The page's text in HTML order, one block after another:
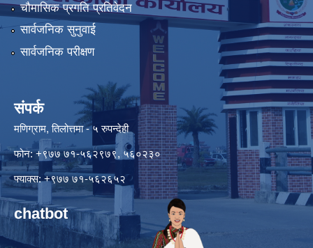
चौमासिक प्रगति प्रतिवेदन
सार्वजनिक सुनुवाई
सार्वजनिक परीक्षण
संपर्क
मणिग्राम, तिलोत्तमा - ५ रुपन्देही
फोन: +९७७ ७१-५६२९७९, ५६०२३०
फ्याक्स: +९७७ ७१-५६२६५२
chatbot